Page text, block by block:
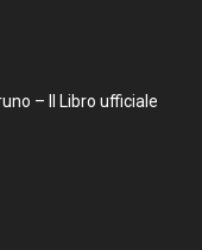
– Il Libro ufficiale